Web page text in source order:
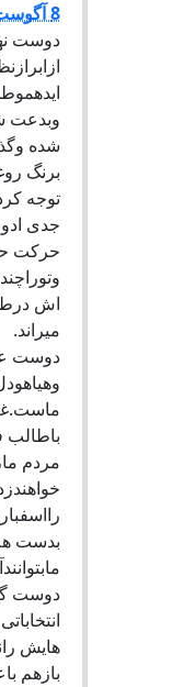
8 آگوست 2009, 10:52
دوست
وبدعت
شده
برنگ
توجه
جدی
حرکت
اش
میراند.
دوست
مردم
بدست
دوست
هایش
بازهم